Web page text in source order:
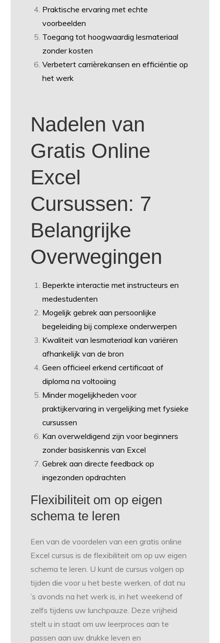
Praktische ervaring met echte
voorbeelden
Toegang tot hoogwaardig lesmateriaal
zonder kosten
Verbetert carrièrekansen en efficiëntie op
het werk
Nadelen van
Gratis Online
Excel
Cursussen: 7
Belangrijke
Overwegingen
Beperkte interactie met instructeurs en
medestudenten
Mogelijk gebrek aan persoonlijke
begeleiding bij complexe onderwerpen
Kwaliteit van lesmateriaal kan variëren
afhankelijk van de bron
Geen officieel erkend certificaat of
diploma na voltooiing
Minder mogelijkheden voor
praktijkervaring in vergelijking met fysieke
cursussen
Kan overweldigend zijn voor beginners
zonder basiskennis van Excel
Gebrek aan directe feedback op
ingezonden opdrachten
Flexibiliteit om op eigen
schema te leren
Een van de voordelen van een gratis online
Excel cursus is de flexibiliteit om op uw eigen
schema te leren. U kunt de cursus volgen op
tijden die voor u het beste werken, of dat nu
’s avonds na het werk is, in het weekend of
zelfs tijdens uw lunchpauze. Deze vrijheid
stelt u in staat om uw leerproces aan te
passen aan uw drukke leven en